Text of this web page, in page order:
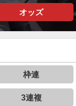
オッズ
枠連
3連複